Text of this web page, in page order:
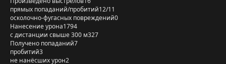
прямых попаданий/пробитий12/11
осколочно-фугасных повреждений0
Нанесение урона1794
с дистанции свыше 300 м327
Получено попаданий7
пробитий3
не нанёсших урон2